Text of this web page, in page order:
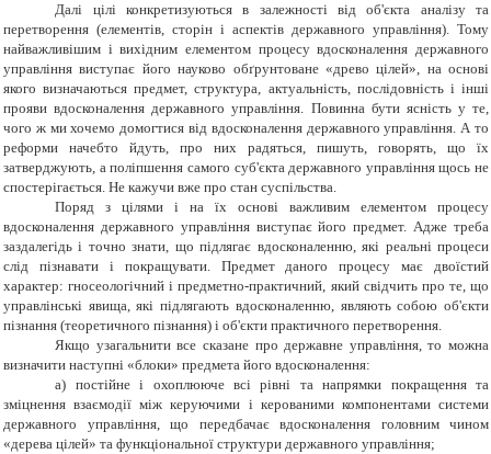
Далі цілі конкретизуються в залежності від об'єкта аналізу та
перетворення (елементів, сторін і аспектів державного управління). Тому
найважливішим і вихідним елементом процесу вдосконалення державного
управління виступає його науково обґрунтоване «древо цілей», на основі
якого визначаються предмет, структура, актуальність, послідовність і інші
прояви вдосконалення державного управління. Повинна бути ясність у те,
чого ж ми хочемо домогтися від вдосконалення державного управління. А то
реформи начебто йдуть, про них радяться, пишуть, говорять, що їх
затверджують, а поліпшення самого суб'єкта державного управління щось не
спостерігається. Не кажучи вже про стан суспільства.
Поряд з цілями і на їх основі важливим елементом процесу
вдосконалення державного управління виступає його предмет. Адже треба
заздалегідь і точно знати, що підлягає вдосконаленню, які реальні процеси
слід пізнавати і покращувати. Предмет даного процесу має двоїстий
характер: гносеологічний і предметно-практичний, який свідчить про те, що
управлінські явища, які підлягають вдосконаленню, являють собою об'єкти
пізнання (теоретичного пізнання) і об'єкти практичного перетворення.
Якщо узагальнити все сказане про державне управління, то можна
визначити наступні «блоки» предмета його вдосконалення:
а) постійне і охоплююче всі рівні та напрямки покращення та
зміцнення взаємодії між керуючими і керованими компонентами системи
державного управління, що передбачає вдосконалення головним чином
«дерева цілей» та функціональної структури державного управління;